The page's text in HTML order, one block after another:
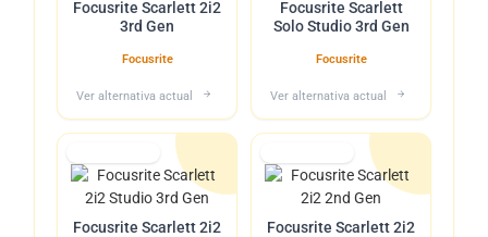
Focusrite Scarlett 2i2
3rd Gen
Focusrite
Ver alternativa actual
Focusrite Scarlett
Solo Studio 3rd Gen
Focusrite
Ver alternativa actual
Focusrite Scarlett 2i2
Focusrite Scarlett 2i2